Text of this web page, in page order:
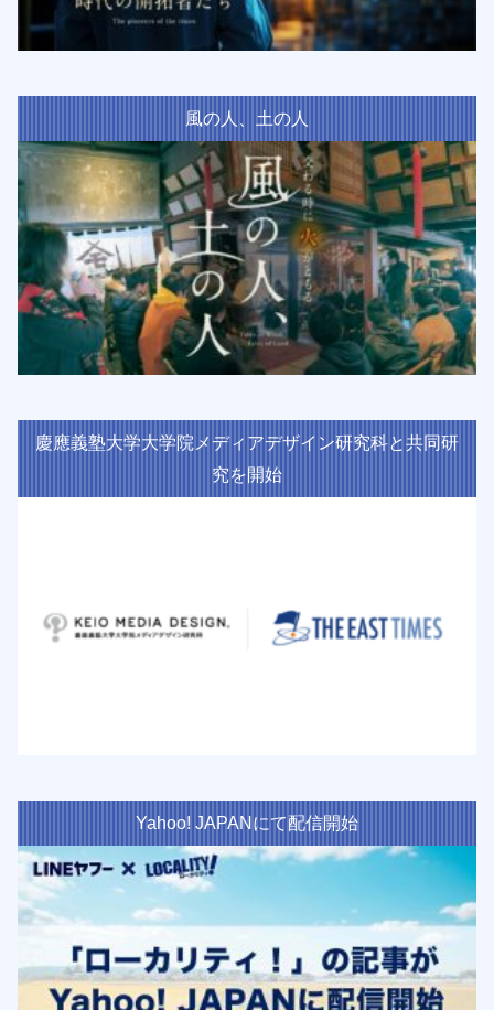
風の人、土の人
慶應義塾大学大学院メディアデザイン研究科と共同研
究を開始
Yahoo! JAPANにて配信開始